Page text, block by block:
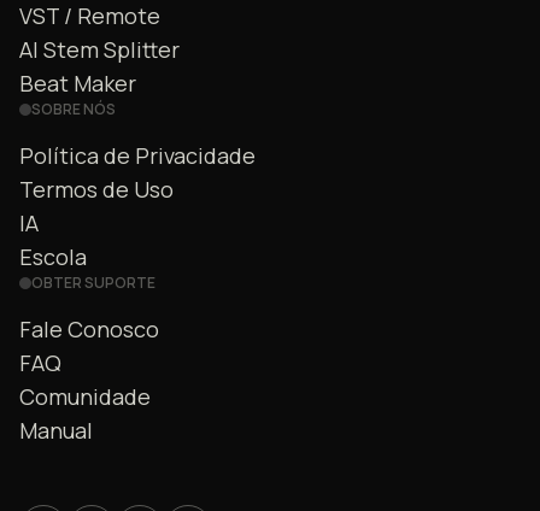
VST / Remote
AI Stem Splitter
Beat Maker
SOBRE NÓS
Política de Privacidade
Termos de Uso
IA
Escola
OBTER SUPORTE
Fale Conosco
FAQ
Comunidade
Manual